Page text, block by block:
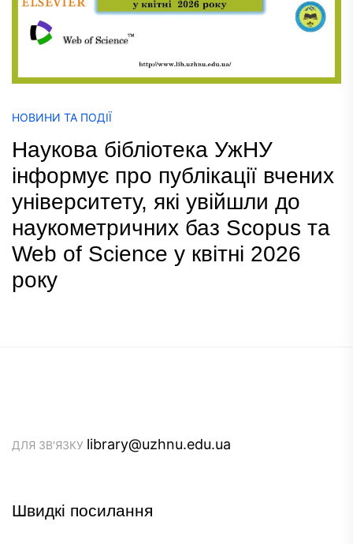
НОВИНИ ТА ПОДІЇ
Наукова бібліотека УжНУ
інформує про публікації вчених
університету, які увійшли до
наукометричних баз Scopus та
Web of Science у квітні 2026
року
ДЛЯ ЗВ'ЯЗКУ library@uzhnu.edu.ua
Швидкі посилання